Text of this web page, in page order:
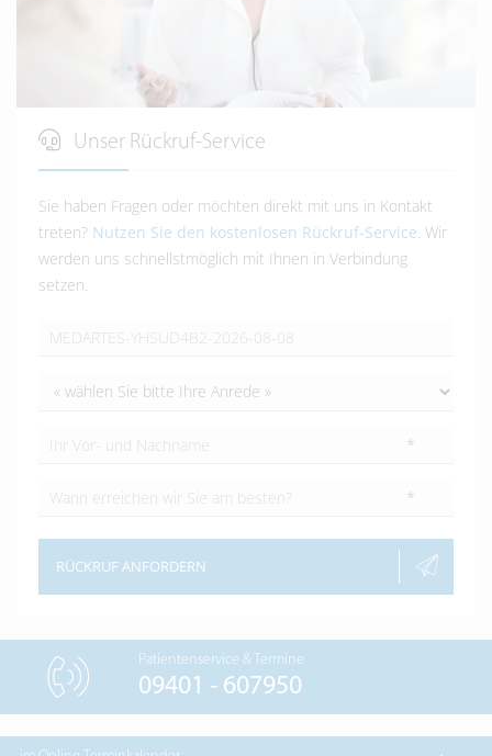
Unser Rückruf-Service
Sie haben Fragen oder möchten direkt mit uns in Kontakt
treten? Nutzen Sie den kostenlosen Rückruf-Service. Wir
werden uns schnellstmöglich mit Ihnen in Verbindung
setzen.
*
*
RÜCKRUF ANFORDERN
Patientenservice & Termine
09401 - 607950